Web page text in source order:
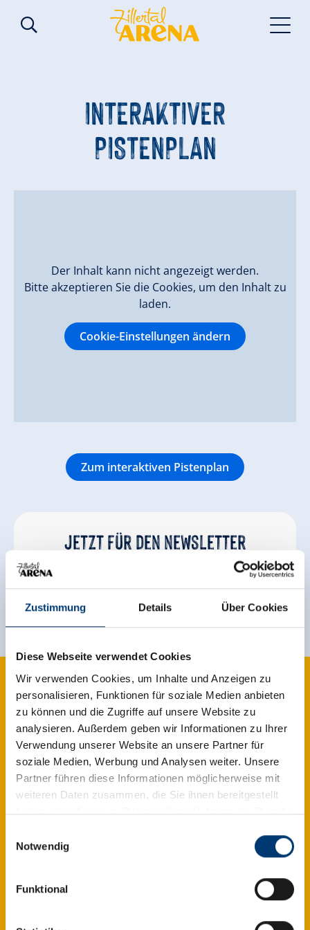
Zustimmung Details Über Cookies
Diese Webseite verwendet Cookies
Wir verwenden Cookies, um Inhalte und Anzeigen zu
personalisieren, Funktionen für soziale Medien anbieten
zu können und die Zugriffe auf unsere Website zu
analysieren. Außerdem geben wir Informationen zu Ihrer
Verwendung unserer Website an unsere Partner für
soziale Medien, Werbung und Analysen weiter. Unsere
Partner führen diese Informationen möglicherweise mit
weiteren Daten zusammen, die Sie ihnen bereitgestellt
haben oder die sie im Rahmen Ihrer Nutzung der Dienste
Rohr 23// A-6280 Zell am Ziller
www.zillertalarena.com
Notwendig
Funktional
INTERAKTIVER
PISTENPLAN
Der Inhalt kann nicht angezeigt werden.
Bitte akzeptieren Sie die Cookies, um den Inhalt zu
laden.
Cookie-Einstellungen ändern
Zum interaktiven Pistenplan
Jetzt für den newsletter